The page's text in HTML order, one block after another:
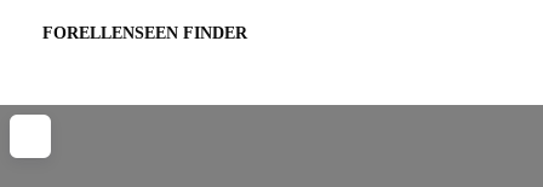
FORELLENSEEN FINDER